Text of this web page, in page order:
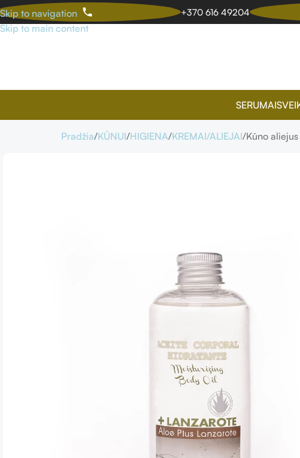
Skip to navigation
Skip to main content
+370 616 49204
SERUMAI
Pradžia KŪNUI HIGIENA KREMAI/ALIEJAI Kūno